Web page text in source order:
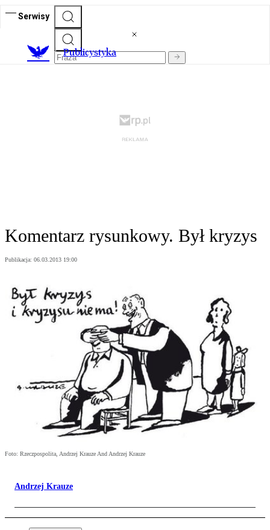
Serwisy
Publicystyka
Komentarz rysunkowy. Był kryzys
Publikacja: 06.03.2013 19:00
Foto: Rzeczpospolita, Andrzej Krauze And Andrzej Krauze
Andrzej Krauze